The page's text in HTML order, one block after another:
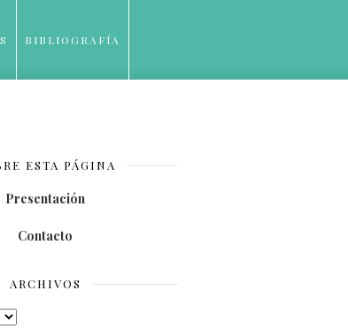
BIBLIOGRAFÍA
ESTA PÁGINA
Presentación
Contacto
ARCHIVOS